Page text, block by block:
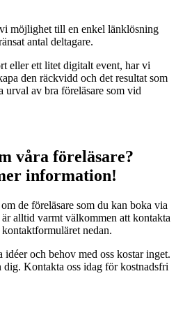
möjlighet till en enkel länklösning
antal deltagare.
eller ett litet digitalt event, har vi
den räckvidd och det resultat som
urval av bra föreläsare som vid
våra föreläsare?
information!
de föreläsare som du kan boka via
alltid varmt välkommen att kontakta
nedan.
och behov med oss kostar inget.
Kontakta oss idag för kostnadsfri